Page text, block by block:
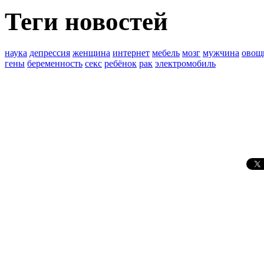
Теги новостей
наука депрессия женщина интернет мебель мозг мужчина
гены беременность секс ребёнок рак электромобиль